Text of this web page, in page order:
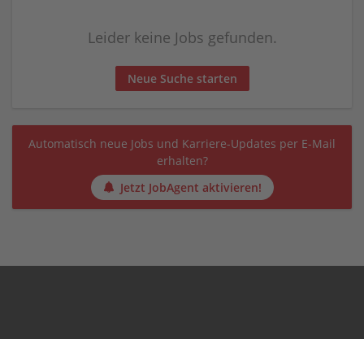
Leider keine Jobs gefunden.
Neue Suche starten
Automatisch neue Jobs und Karriere-Updates per E-Mail
erhalten?
Jetzt JobAgent aktivieren!